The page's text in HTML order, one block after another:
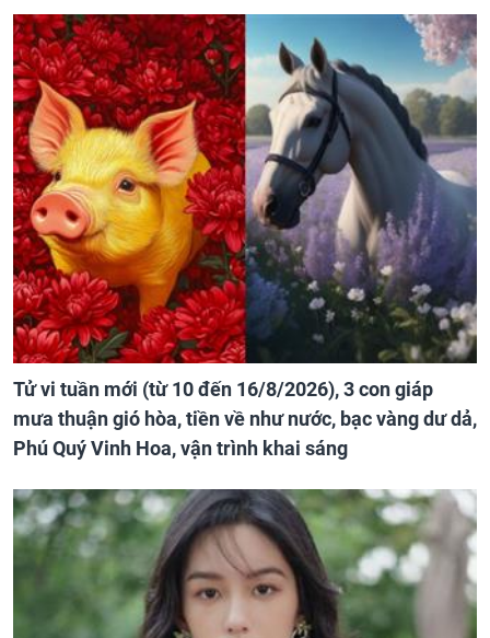
Tử vi tuần mới (từ 10 đến 16/8/2026), 3 con giáp
mưa thuận gió hòa, tiền về như nước, bạc vàng dư dả,
Phú Quý Vinh Hoa, vận trình khai sáng